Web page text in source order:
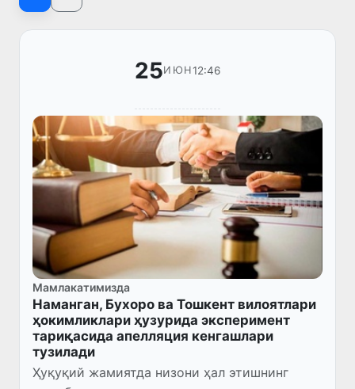
25ИЮН12:46
Мамлакатимизда
Наманган, Бухоро ва Тошкент вилоятлари
ҳокимликлари ҳузурида эксперимент
тариқасида апелляция кенгашлари
тузилади
Ҳуқуқий жамиятда низони ҳал этишнинг